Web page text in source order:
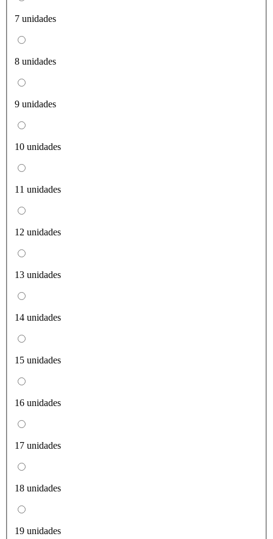
7 unidades
8 unidades
9 unidades
10 unidades
11 unidades
12 unidades
13 unidades
14 unidades
15 unidades
16 unidades
17 unidades
18 unidades
19 unidades